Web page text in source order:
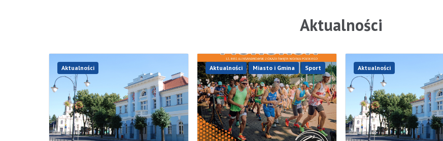
Aktualności
Aktualności Aktualności Miasto i Gmina Sport Aktualności